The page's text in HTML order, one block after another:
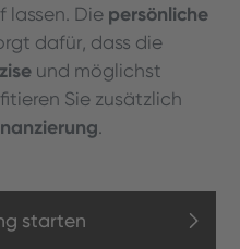
lassen. Die persönliche
dafür, dass die
und möglichst
Sie zusätzlich
.
starten